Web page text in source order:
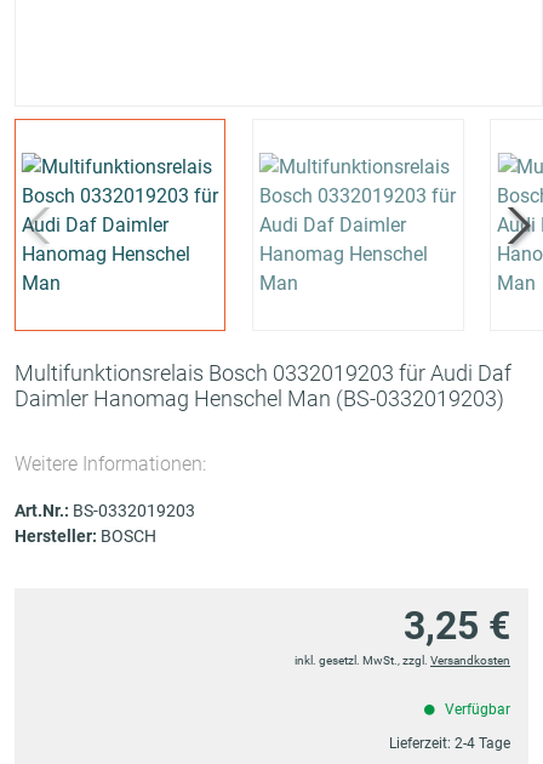
Multifunktionsrelais Bosch 0332019203 für Audi Daf
Daimler Hanomag Henschel Man (BS-0332019203)
Weitere Informationen:
Art.Nr.: BS-0332019203
Hersteller: BOSCH
3,25 €
inkl. gesetzl. MwSt., zzgl. Versandkosten
Verfügbar
Lieferzeit: 2-4 Tage